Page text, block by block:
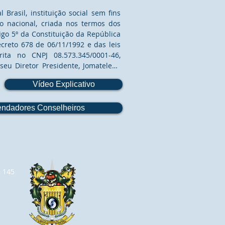
Brasil, instituição social sem fins
nacional, criada nos termos dos
5º da Constituição da República
678 de 06/11/1992 e das leis
no CNPJ 08.573.345/0001-46,
Diretor Presidente, Jomateleno
5, CPF 669.582.108-91 - OMS –
pelos poderes que lhe são
do Elo Social, vem, pelo
regulamentar a DNPI - OMS –
do Capítulo 2º, artigo 5º e 6º,
Social da CESB – Confederação
II, Seção I, do Regimento
Vídeo Explicativo
Conselheiros